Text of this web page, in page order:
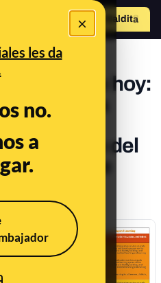
×
les da
no.
a
Hazte Maldito
a día de hoy:
toda la
ser a
un estudio del
Global de